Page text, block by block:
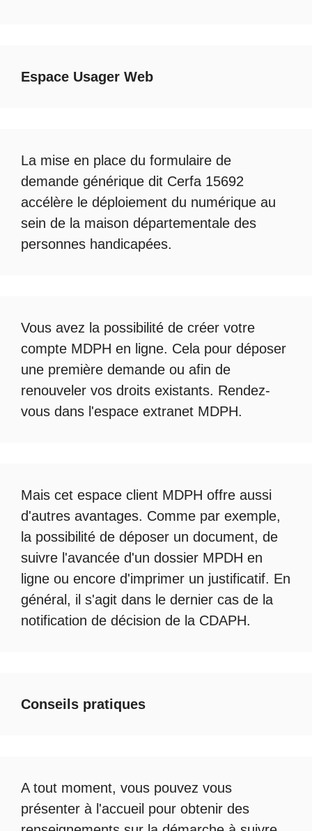
Espace Usager Web
La mise en place du formulaire de
demande générique dit Cerfa 15692
accélère le déploiement du numérique au
sein de la maison départementale des
personnes handicapées.
Vous avez la possibilité de créer votre
compte MDPH en ligne. Cela pour déposer
une première demande ou afin de
renouveler vos droits existants. Rendez-
vous dans l'espace extranet MDPH.
Mais cet espace client MDPH offre aussi
d'autres avantages. Comme par exemple,
la possibilité de déposer un document, de
suivre l'avancée d'un dossier MPDH en
ligne ou encore d'imprimer un justificatif. En
général, il s'agit dans le dernier cas de la
notification de décision de la CDAPH.
Conseils pratiques
A tout moment, vous pouvez vous
présenter à l'accueil pour obtenir des